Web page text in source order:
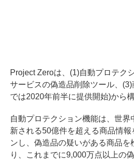
Project Zeroは、(1)自動プロテク
サービスの偽造品削除ツール、
では2020年前半に提供開始)から構
自動プロテクション機能は、世界
新される50億件を超える商品情
ンし、偽造品の疑いがある商品を
り、これまでに9,000万点以上の